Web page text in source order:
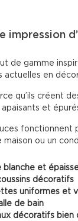
impression
de gamme
actuelles en
qu’ils créent
et
fonctionnent
maison ou un
blanche et
décoratifs
uniformes et
de bain
décoratifs bien